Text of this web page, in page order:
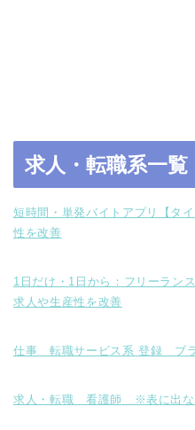
求人・転職系一覧
短時間・単発バイトアプリ【タ
性を改善
1日だけ・1日から：フリーラン
求人や生産性を改善
仕事 転職サービス系 登録 ブラ
求人・転職 看護師 ※表に出な